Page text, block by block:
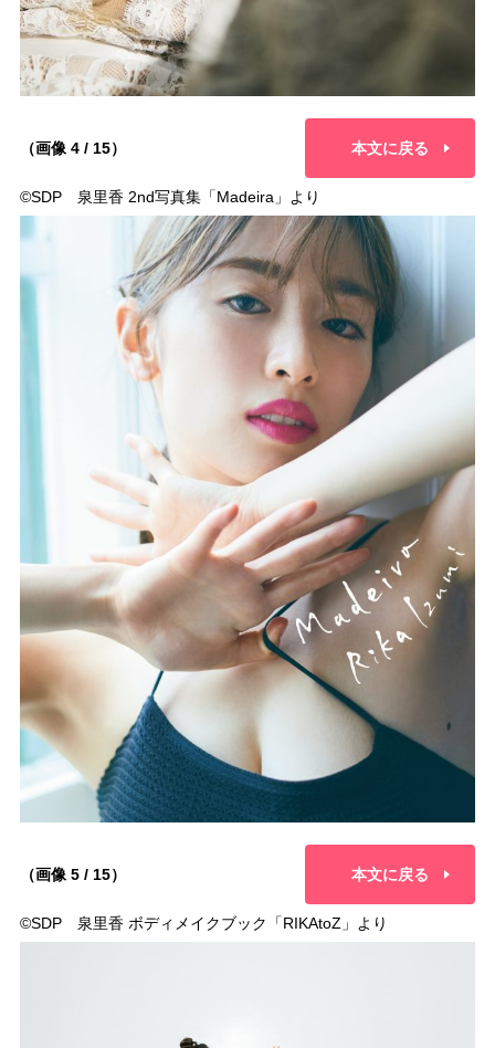
（画像 4 / 15） 本文に戻る
©︎SDP 泉里香 2nd写真集「Madeira」より
（画像 5 / 15） 本文に戻る
©︎SDP 泉里香 ボディメイクブック「RIKAtoZ」より